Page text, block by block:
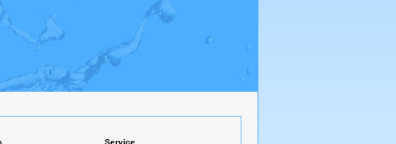
Service